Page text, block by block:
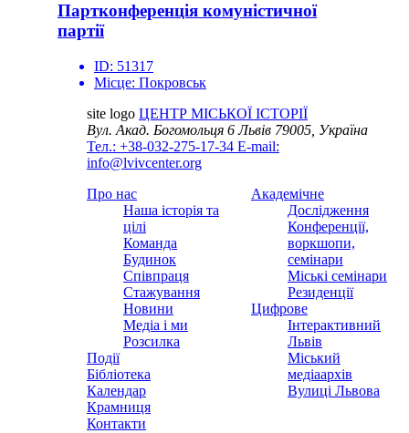
Партконференція комуністичної
партії
ID: 51317
Місце: Покровськ
site logo ЦЕНТР МІСЬКОЇ ІСТОРІЇ
Вул. Акад. Богомольця 6Львів 79005, Україна
Тел.: +38-032-275-17-34 E-mail:
info@lvivcenter.org
Про нас
Наша історія та
цілі
Команда
Будинок
Співпраця
Стажування
Новини
Медіа і ми
Розсилка
Події
Бібліотека
Календар
Крамниця
Контакти
Академічне
Дослідження
Конференції,
воркшопи,
семінари
Міські семінари
Резиденції
Цифрове
Інтерактивний
Львів
Міський
медіаархів
Вулиці Львова